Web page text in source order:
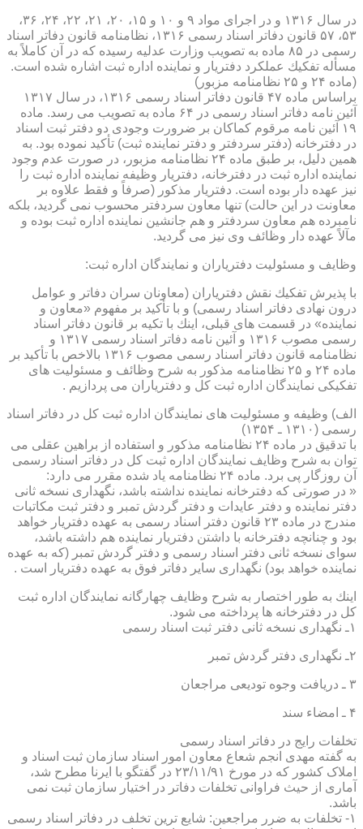
در سال ۱۳۱۶ و در اجرای مواد ۹ و ۱۰ و ۱۵، ۲۰، ۲۱، ۲۲، ۲۴، ۳۶،
۵۳، ۵۷ قانون دفاتر اسناد رسمی ۱۳۱۶، نظامنامه قانون دفاتر اسناد
رسمی در ۸۵ ماده به تصویب وزارت عدلیه رسیده كه در آن كاملاً به
مسأله تفكیك عملكرد دفتریار و نماینده اداره ثبت اشاره شده است.
(ماده ۲۴ و ۲۵ نظامنامه مزبور)
براساس ماده ۴۷ قانون دفاتر اسناد رسمی ۱۳۱۶، در سال ۱۳۱۷
آئین نامه دفاتر اسناد رسمی در ۶۴ ماده به تصویب می رسد. ماده
۱۹ آئین نامه مرقوم كماكان بر ضرورت وجودی دو دفتر ثبت اسناد
در دفترخانه (دفتر سردفتر و دفتر نماینده ثبت) تأكید نموده بود. به
همین دلیل، بر طبق ماده ۲۴ نظامنامه مزبور، در صورت عدم وجود
نماینده اداره ثبت در دفترخانه، دفتریار وظیفه نماینده اداره ثبت را
نیز عهده دار بوده است. دفتریار مذكور (صرفاً و فقط علاوه بر
معاونت در این حالت) تنها معاون سردفتر محسوب نمی گردید، بلكه
نامبرده هم معاون سردفتر و هم جانشین نماینده اداره ثبت بوده و
مآلاً عهده دار وظائف وی نیز می گردید.
وظایف و مسئولیت دفتریاران و نمایندگان اداره ثبت:
با پذیرش تفكیك نقش دفتریاران (معاونان سران دفاتر و عوامل
درون نهادی دفاتر اسناد رسمی) و با تأكید بر مفهوم «معاون و
نماینده» در قسمت های قبلی، اینك با تكیه بر قانون دفاتر اسناد
رسمی مصوب ۱۳۱۶ و آئین نامه دفاتر اسناد رسمی ۱۳۱۷ و
نظامنامه قانون دفاتر اسناد رسمی مصوب ۱۳۱۶ بالاخص با تأكید بر
ماده ۲۴ و ۲۵ نظامنامه مذكور به شرح وظائف و مسئولیت های
تفكیكی نمایندگان اداره ثبت كل و دفتریاران می پردازیم .
الف) وظیفه و مسئولیت های نمایندگان اداره ثبت كل در دفاتر اسناد
رسمی (۱۳۱۰ ـ ۱۳۵۴)
با تدقیق در ماده ۲۴ نظامنامه مذكور و استفاده از براهین عقلی می
توان به شرح وظایف نمایندگان اداره ثبت كل در دفاتر اسناد رسمی
آن روزگار پی برد. ماده ۲۴ نظامنامه یاد شده مقرر می دارد:
« در صورتی كه دفترخانه نماینده نداشته باشد، نگهداری نسخه ثانی
دفتر نماینده و دفتر عایدات و دفتر گردش تمبر و دفتر ثبت مكاتبات
مندرج در ماده ۲۳ قانون دفتر اسناد رسمی به عهده دفتریار خواهد
بود و چنانچه دفترخانه با داشتن دفتریار نماینده هم داشته باشد،
سوای نسخه ثانی دفتر اسناد رسمی و دفتر گردش تمبر (كه به عهده
نماینده خواهد بود) نگهداری سایر دفاتر فوق به عهده دفتریار است .
اینك به طور اختصار به شرح وظایف چهارگانه نمایندگان اداره ثبت
كل در دفترخانه ها پرداخته می شود.
۱ـ نگهداری نسخه ثانی دفتر ثبت اسناد رسمی
۲ـ نگهداری دفتر گردش تمبر
۳ ـ دریافت وجوه تودیعی مراجعان
۴ ـ امضاء سند
تخلفات رایج در دفاتر اسناد رسمی
به گفته مهدی انجم شعاع معاون امور اسناد سازمان ثبت اسناد و
املاک کشور که در مورخ ۲۳/۱۱/۹۱ در گفتگو با ایرنا مطرح شد،
آماری از حیث فراوانی تخلفات دفاتر در اختیار سازمان ثبت نمی
باشد.
۱- تخلفات به ضرر مراجعین: شایع ترین تخلف در دفاتر اسناد رسمی